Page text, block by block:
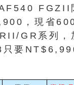
FGZII
，現省
GR系列，
要